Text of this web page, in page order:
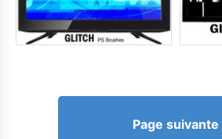
Page suivante